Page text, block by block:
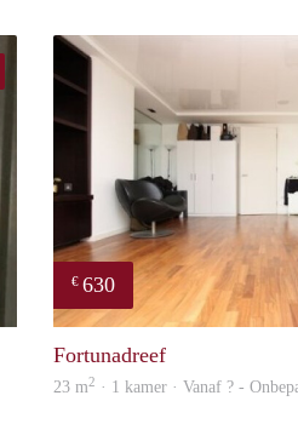
€ 630
Fortunadreef
23 m2 · 1 kamer · Vanaf ? -